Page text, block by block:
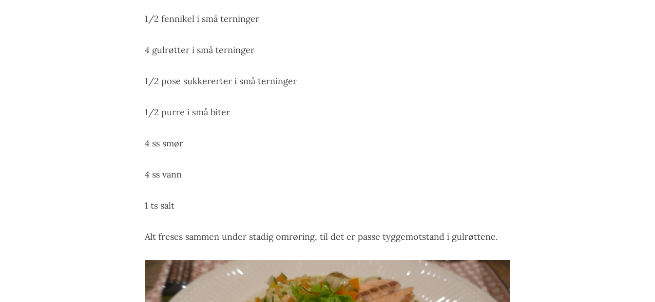
1/2 fennikel i små terninger
4 gulrøtter i små terninger
1/2 pose sukkererter i små terninger
1/2 purre i små biter
4 ss smør
4 ss vann
1 ts salt
Alt freses sammen under stadig omrøring, til det er passe tyggemotstand i gulrøttene.